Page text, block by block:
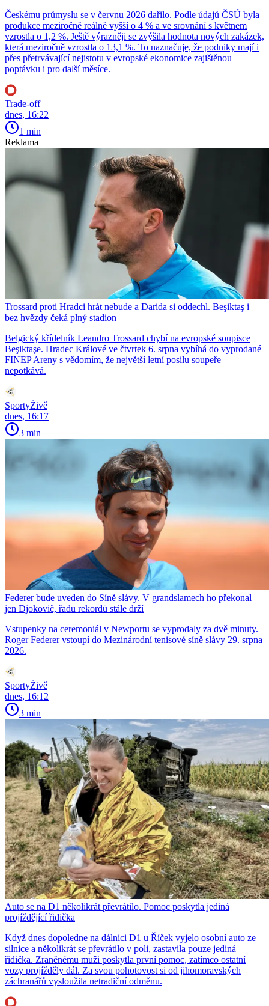
Českému průmyslu se v červnu 2026 dařilo. Podle údajů ČSÚ byla
produkce meziročně reálně vyšší o 4 % a ve srovnání s květnem
vzrostla o 1,2 %. Ještě výrazněji se zvýšila hodnota nových zakázek,
která meziročně vzrostla o 13,1 %. To naznačuje, že podniky mají i
přes přetrvávající nejistotu v evropské ekonomice zajištěnou
poptávku i pro další měsíce.
Trade-off
dnes, 16:22
1 min
Reklama
Trossard proti Hradci hrát nebude a Darida si oddechl. Beşiktaş i
bez hvězdy čeká plný stadion
Belgický křídelník Leandro Trossard chybí na evropské soupisce
Beşiktaşe. Hradec Králové ve čtvrtek 6. srpna vybíhá do vyprodané
FINEP Areny s vědomím, že největší letní posilu soupeře
nepotkává.
SportyŽivě
dnes, 16:17
3 min
Federer bude uveden do Síně slávy. V grandslamech ho překonal
jen Djokovič, řadu rekordů stále drží
Vstupenky na ceremoniál v Newportu se vyprodaly za dvě minuty.
Roger Federer vstoupí do Mezinárodní tenisové síně slávy 29. srpna
2026.
SportyŽivě
dnes, 16:12
3 min
Auto se na D1 několikrát převrátilo. Pomoc poskytla jediná
projíždějící řidička
Když dnes dopoledne na dálnici D1 u Říček vyjelo osobní auto ze
silnice a několikrát se převrátilo v poli, zastavila pouze jediná
řidička. Zraněnému muži poskytla první pomoc, zatímco ostatní
vozy projížděly dál. Za svou pohotovost si od jihomoravských
záchranářů vysloužila netradiční odměnu.